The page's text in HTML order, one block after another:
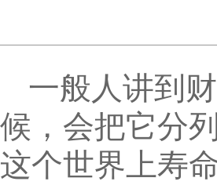
一般人讲到
候，会把它分
这个世界上寿